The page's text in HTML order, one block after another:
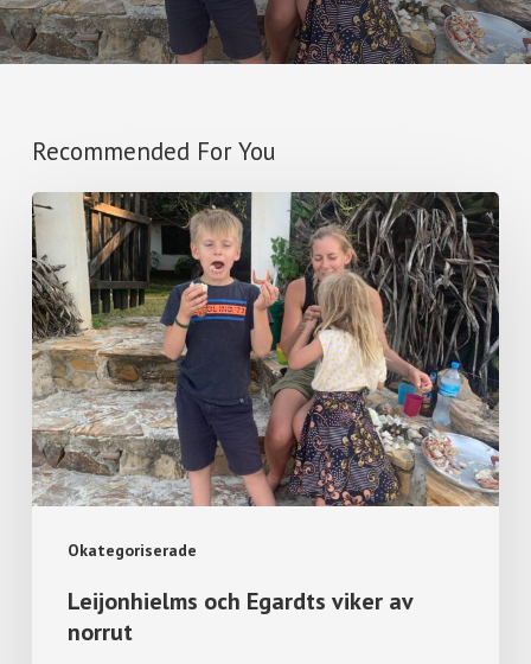
Recommended For You
Okategoriserade
Leijonhielms och Egardts viker av
norrut